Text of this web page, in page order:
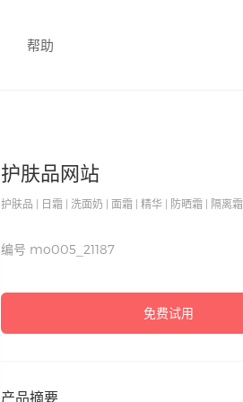
帮助
护肤品网站
护肤品 | 日霜 | 洗面奶 | 面霜 | 精华 | 防晒霜 | 隔离霜
编号 mo005_21187
免费试用
产品摘要